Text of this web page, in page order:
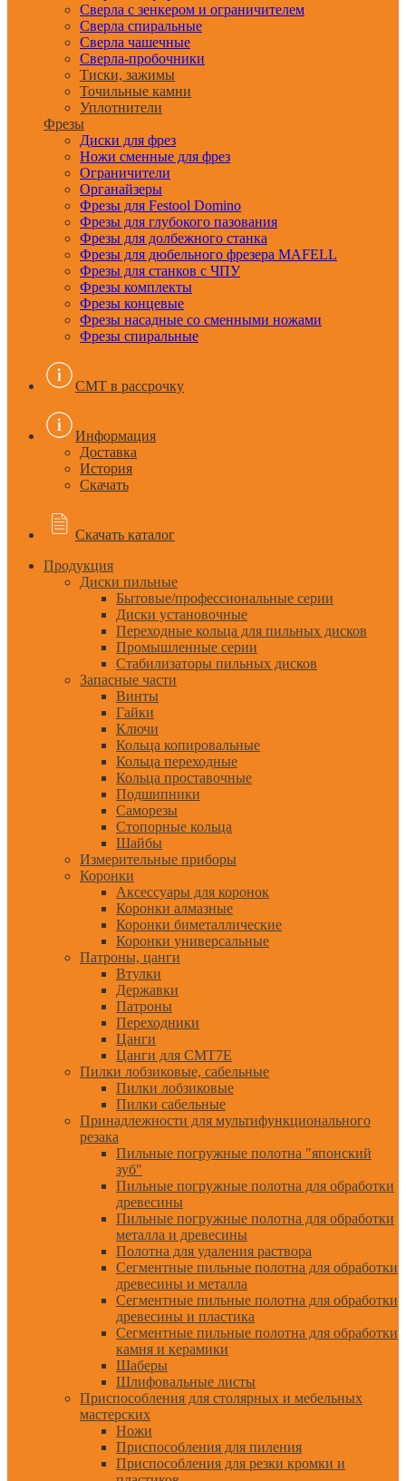
Сверла с зенкером и ограничителем
Сверла спиральные
Сверла чашечные
Сверла-пробочники
Тиски, зажимы
Точильные камни
Уплотнители
Фрезы
Диски для фрез
Ножи сменные для фрез
Ограничители
Органайзеры
Фрезы для Festool Domino
Фрезы для глубокого пазования
Фрезы для долбежного станка
Фрезы для дюбельного фрезера MAFELL
Фрезы для станков с ЧПУ
Фрезы комплекты
Фрезы концевые
Фрезы насадные со сменными ножами
Фрезы спиральные
CMT в рассрочку
Информация
Доставка
История
Скачать
Скачать каталог
Продукция
Диски пильные
Бытовые/профессиональные серии
Диски установочные
Переходные кольца для пильных дисков
Промышленные серии
Стабилизаторы пильных дисков
Запасные части
Винты
Гайки
Ключи
Кольца копировальные
Кольца переходные
Кольца проставочные
Подшипники
Саморезы
Стопорные кольца
Шайбы
Измерительные приборы
Коронки
Аксессуары для коронок
Коронки алмазные
Коронки биметаллические
Коронки универсальные
Патроны, цанги
Втулки
Державки
Патроны
Переходники
Цанги
Цанги для CMT7E
Пилки лобзиковые, сабельные
Пилки лобзиковые
Пилки сабельные
Принадлежности для мультифункционального
резака
Пильные погружные полотна "японский
зуб"
Пильные погружные полотна для обработки
древесины
Пильные погружные полотна для обработки
металла и древесины
Полотна для удаления раствора
Сегментные пильные полотна для обработки
древесины и металла
Сегментные пильные полотна для обработки
древесины и пластика
Сегментные пильные полотна для обработки
камня и керамики
Шаберы
Шлифовальные листы
Приспособления для столярных и мебельных
мастерских
Ножи
Приспособления для пиления
Приспособления для резки кромки и